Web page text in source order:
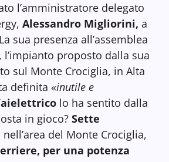
l’amministratore delegato
Alessandro Migliorini, a
sua presenza all’assemblea
proposto dalla sua
sul Monte Crociglia, in Alta
definita «inutile e
lo ha sentito dalla
in gioco? Sette
nell’area del Monte Crociglia,
per una potenza